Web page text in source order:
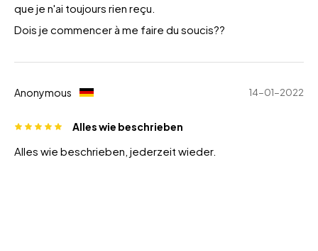
que je n'ai toujours rien reçu.
Dois je commencer à me faire du soucis??
Anonymous 14-01-2022
Alles wie beschrieben
Alles wie beschrieben, jederzeit wieder.